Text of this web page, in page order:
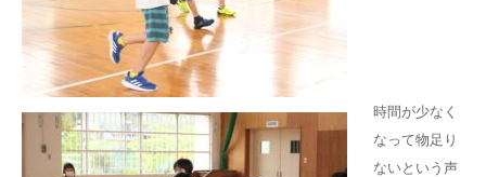
時間が少なく
なって物足り
ないという声